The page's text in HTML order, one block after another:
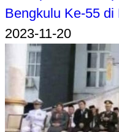
Bengkulu Ke-55 di
2023-11-20